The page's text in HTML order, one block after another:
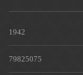
1942
79825075